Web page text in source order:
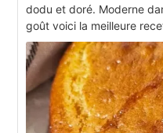
dodu et doré. Moderne
goût voici la meilleure